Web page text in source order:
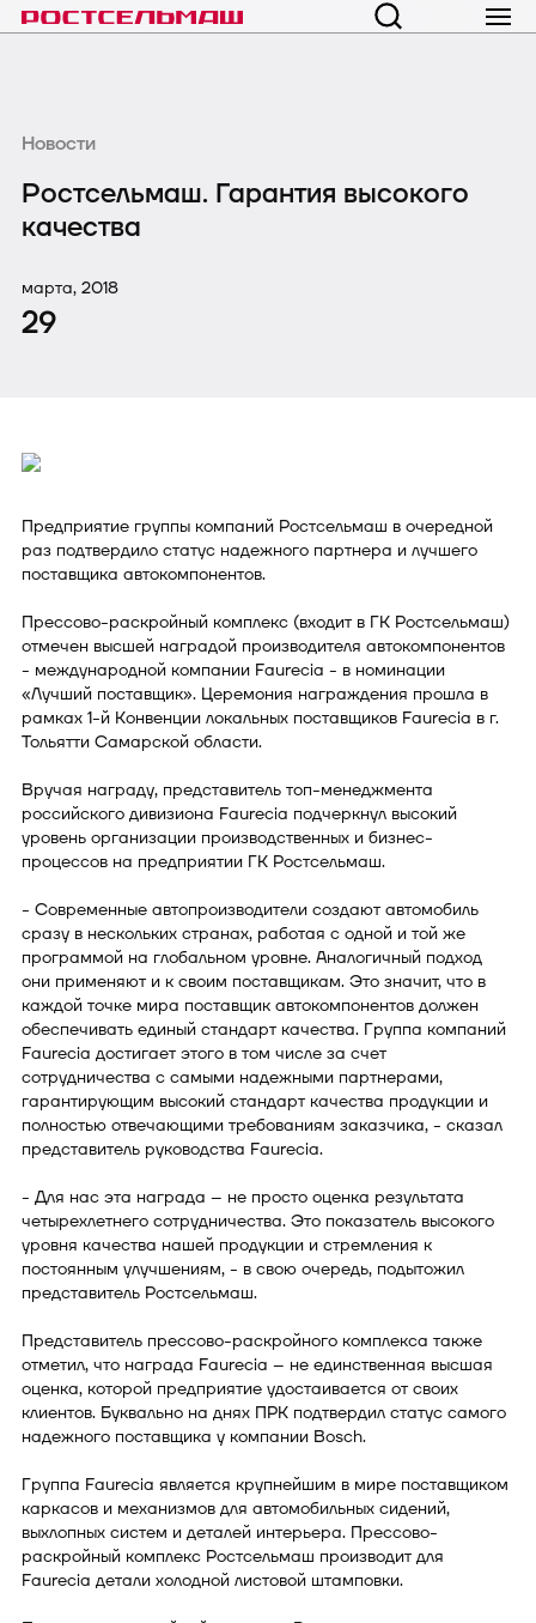
Новости
Ростсельмаш. Гарантия высокого
качества
марта, 2018
29
Предприятие группы компаний Ростсельмаш в очередной
раз подтвердило статус надежного партнера и лучшего
поставщика автокомпонентов.
Прессово-раскройный комплекс (входит в ГК Ростсельмаш)
отмечен высшей наградой производителя автокомпонентов
- международной компании Faurecia - в номинации
«Лучший поставщик». Церемония награждения прошла в
рамках 1-й Конвенции локальных поставщиков Faurecia в г.
Тольятти Самарской области.
Вручая награду, представитель топ-менеджмента
российского дивизиона Faurecia подчеркнул высокий
уровень организации производственных и бизнес-
процессов на предприятии ГК Ростсельмаш.
- Современные автопроизводители создают автомобиль
сразу в нескольких странах, работая с одной и той же
программой на глобальном уровне. Аналогичный подход
они применяют и к своим поставщикам. Это значит, что в
каждой точке мира поставщик автокомпонентов должен
обеспечивать единый стандарт качества. Группа компаний
Faurecia достигает этого в том числе за счет
сотрудничества с самыми надежными партнерами,
гарантирующим высокий стандарт качества продукции и
полностью отвечающими требованиям заказчика, - сказал
представитель руководства Faurecia.
- Для нас эта награда – не просто оценка результата
четырехлетнего сотрудничества. Это показатель высокого
уровня качества нашей продукции и стремления к
постоянным улучшениям, - в свою очередь, подытожил
представитель Ростсельмаш.
Представитель прессово-раскройного комплекса также
отметил, что награда Faurecia – не единственная высшая
оценка, которой предприятие удостаивается от своих
клиентов. Буквально на днях ПРК подтвердил статус самого
надежного поставщика у компании Bosch.
Группа Faurecia является крупнейшим в мире поставщиком
каркасов и механизмов для автомобильных сидений,
выхлопных систем и деталей интерьера. Прессово-
раскройный комплекс Ростсельмаш производит для
Faurecia детали холодной листовой штамповки.